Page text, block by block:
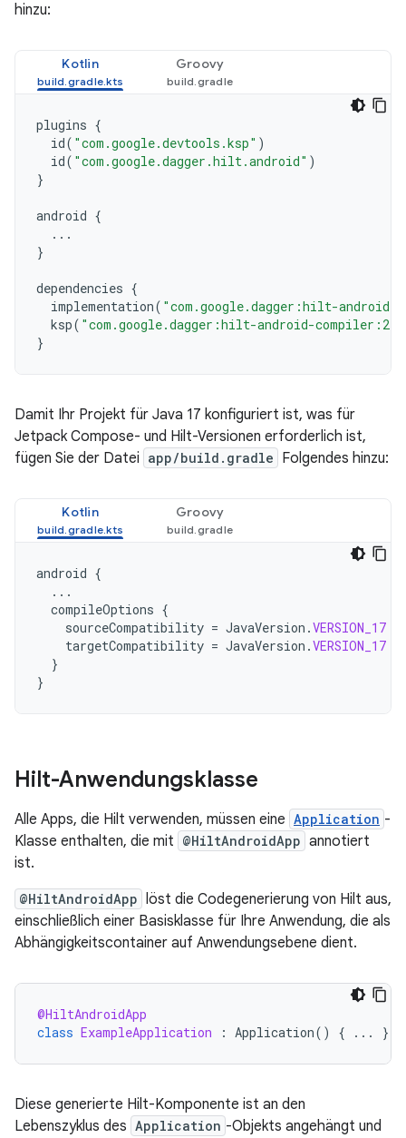
hinzu:
Kotlin Groovy
plugins {
id( "com.google.devtools.ksp" )
id( "com.google.dagger.hilt.android" )
}
android {
...
}
dependencies {
implementation( "com.google.dagger:hilt-
ksp( "com.google.dagger:hilt-android-
}
Damit Ihr Projekt für Java 17 konfiguriert ist, was für
Jetpack Compose- und Hilt-Versionen erforderlich ist,
fügen Sie der Datei app/build.gradle Folgendes hinzu:
Kotlin Groovy
android {
...
compileOptions {
sourceCompatibility = JavaVersion .VERSION_17
targetCompatibility = JavaVersion .VERSION_17
}
}
Hilt-Anwendungsklasse
Alle Apps, die Hilt verwenden, müssen eine Application -
Klasse enthalten, die mit @HiltAndroidApp annotiert
ist.
@HiltAndroidApp löst die Codegenerierung von Hilt aus,
einschließlich einer Basisklasse für Ihre Anwendung, die als
Abhängigkeitscontainer auf Anwendungsebene dient.
@HiltAndroidApp
class ExampleApplication : Application() { ... }
Diese generierte Hilt-Komponente ist an den
Lebenszyklus des Application -Objekts angehängt und